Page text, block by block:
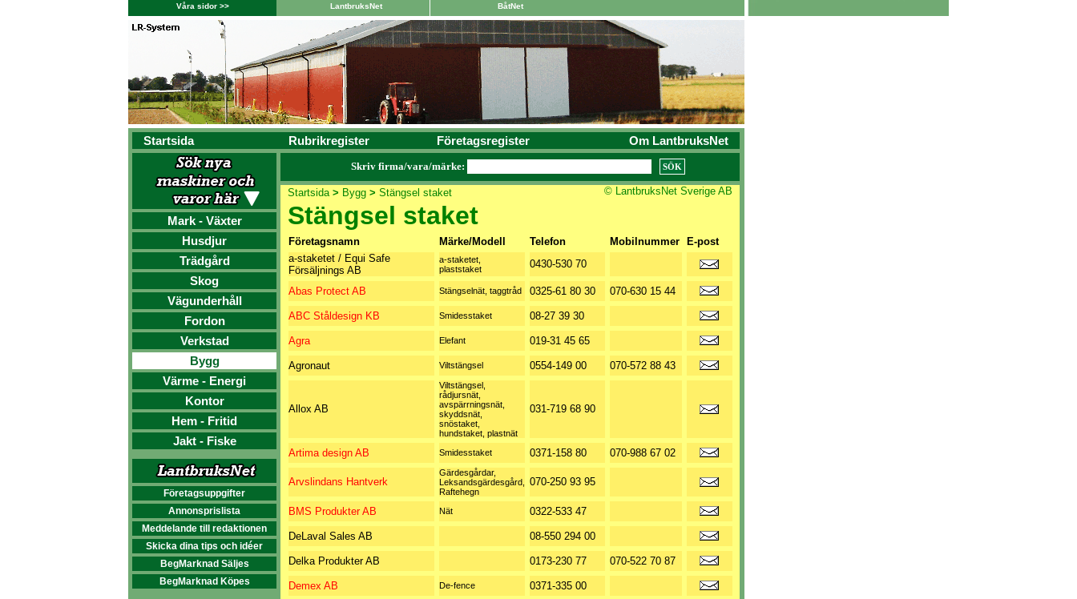
Våra sidor >> LantbruksNet BåtNet
Startsida Rubrikregister Företagsregister Om LantbruksNet
Mark - Växter
Husdjur
Trädgård
Skog
Vägunderhåll
Fordon
Verkstad
Bygg
Värme - Energi
Kontor
Hem - Fritid
Jakt - Fiske
Företagsuppgifter
Annonsprislista
Meddelande till redaktionen
Skicka dina tips och idéer
BegMarknad Säljes
BegMarknad Köpes
Skriv firma/vara/märke:
Startsida> Bygg > Stängsel staket © LantbruksNet Sverige AB
Stängsel staket
Företagsnamn Märke/Modell Telefon Mobilnummer
E-post
a-staketet / Equi Safe
Försäljnings AB
a-staketet,
plaststaket
0430-530 70
Abas Protect AB Stängselnät, taggtråd 0325-61 80 30 070-630 15 44
ABC Ståldesign KB Smidesstaket 08-27 39 30
Agra Elefant 019-31 45 65
Agronaut Viltstängsel 0554-149 00 070-572 88 43
Allox AB
Viltstängsel,
rådjursnät,
avspärrningsnät,
skyddsnät,
snöstaket,
hundstaket, plastnät
031-719 68 90
Artima design AB Smidesstaket 0371-158 80 070-988 67 02
Arvslindans Hantverk
Gärdesgårdar,
Leksandsgärdesgård,
Raftehegn
070-250 93 95
BMS Produkter AB Nät 0322-533 47
DeLaval Sales AB 08-550 294 00
Delka Produkter AB 0173-230 77 070-522 70 87
Demex AB De-fence
0371-335 00